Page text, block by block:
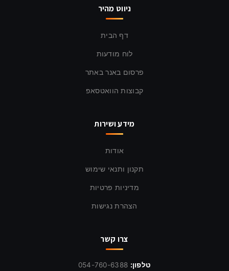
ניווט מהיר
דף הבית
לוח מודעות
פרסום באנר באתר
קבוצות הוואטסאפ
מידע ושירות
אודות
תקנון ותנאי שימוש
מדיניות פרטיות
הצהרת נגישות
צרו קשר
טלפון: 054-760-6388